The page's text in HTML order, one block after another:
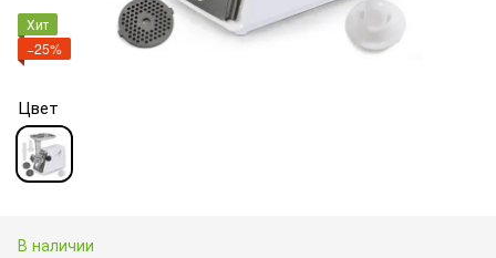
Хит
−25%
Цвет
В наличии